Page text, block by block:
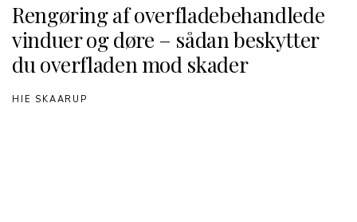
Rengøring af overfladebehandlede
vinduer og døre – sådan beskytter
du overfladen mod skader
HIE SKAARUP